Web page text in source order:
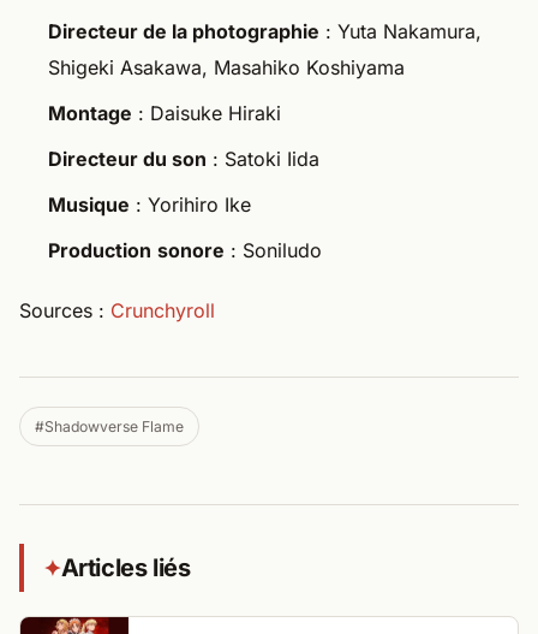
Directeur de la photographie : Yuta Nakamura,
Shigeki Asakawa, Masahiko Koshiyama
Montage : Daisuke Hiraki
Directeur du son : Satoki Iida
Musique : Yorihiro Ike
Production sonore : Soniludo
Sources : Crunchyroll
#Shadowverse Flame
✦Articles liés